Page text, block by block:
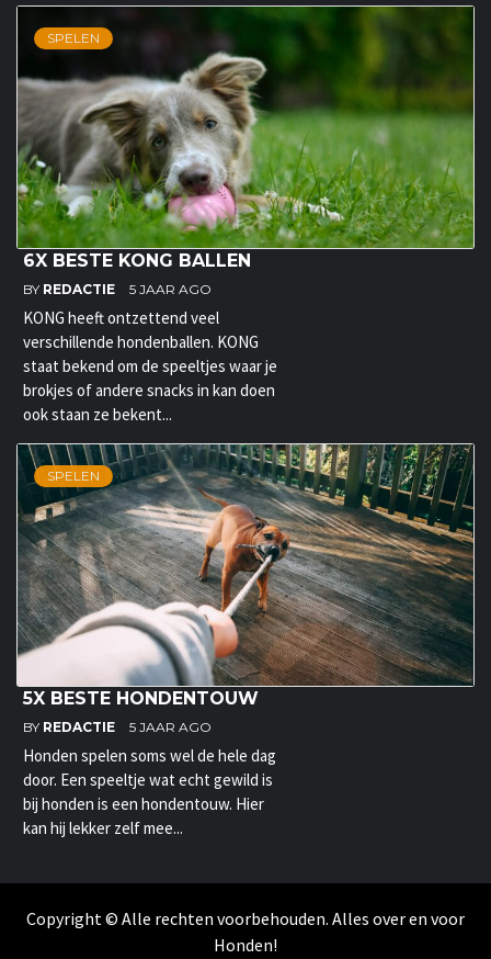
SPELEN
6X BESTE KONG BALLEN
BY REDACTIE 5 JAAR AGO
KONG heeft ontzettend veel
verschillende hondenballen. KONG
staat bekend om de speeltjes waar je
brokjes of andere snacks in kan doen
ook staan ze bekent...
SPELEN
5X BESTE HONDENTOUW
BY REDACTIE 5 JAAR AGO
Honden spelen soms wel de hele dag
door. Een speeltje wat echt gewild is
bij honden is een hondentouw. Hier
kan hij lekker zelf mee...
Copyright © Alle rechten voorbehouden. Alles over en voor
Honden!